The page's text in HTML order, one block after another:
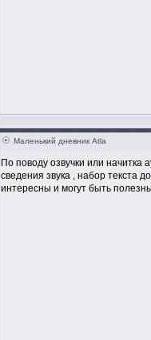
Маленький дневник Atla
По поводу озвучки или начитка
сведения звука , набор текста
интересны и могут быть